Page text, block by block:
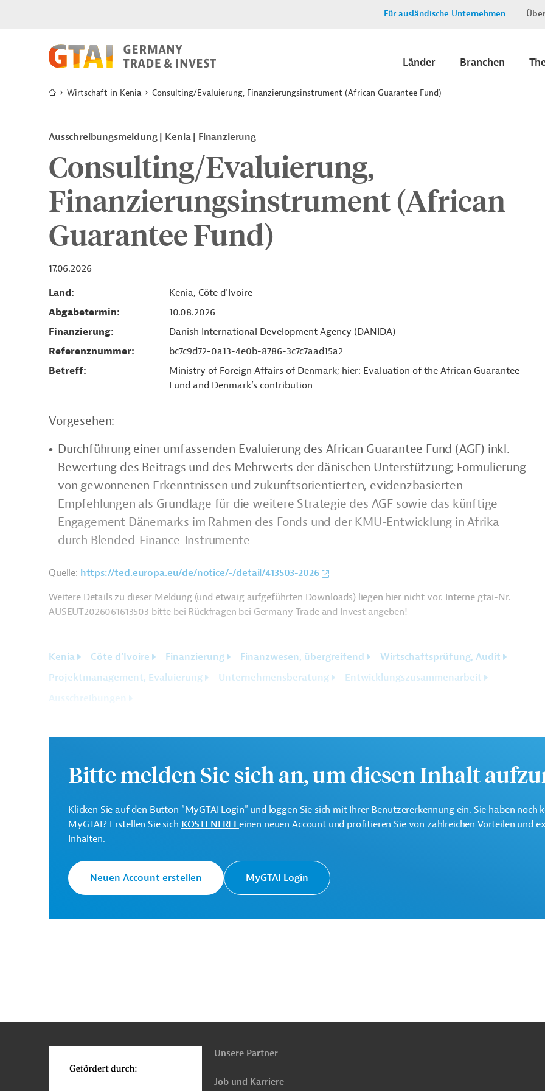
Für ausländische Unternehmen
Länder Branchen
Wirtschaft in Kenia Consulting/Evaluierung, Finanzierungsinstrument (African Guarantee Fund)
Ausschreibungsmeldung Kenia Finanzierung
Consulting/Evaluierung,
Finanzierungsinstrument (African
Guarantee Fund)
17.06.2026
Land
Kenia, Côte d'Ivoire
Abgabetermin
10.08.2026
Finanzierung
Danish International Development Agency (DANIDA)
Referenznummer
bc7c9d72-0a13-4e0b-8786-3c7c7aad15a2
Betreff
Ministry of Foreign Affairs of Denmark; hier: Evaluation of the African Guarantee
Fund and Denmark’s contribution
Vorgesehen:
Durchführung einer umfassenden Evaluierung des African Guarantee Fund (AGF) inkl.
Bewertung des Beitrags und des Mehrwerts der dänischen Unterstützung; Formulierung
von gewonnenen Erkenntnissen und zukunftsorientierten, evidenzbasierten
Empfehlungen als Grundlage für die weitere Strategie des AGF sowie das künftige
Engagement Dänemarks im Rahmen des Fonds und der KMU-Entwicklung in Afrika
durch Blended-Finance-Instrumente
Quelle: https://ted.europa.eu/de/notice/-/detail/413503-2026
Weitere Details zu dieser Meldung (und etwaig aufgeführten Downloads) liegen hier nicht vor. Interne gtai-Nr.
AUSEUT2026061613503 bitte bei Rückfragen bei Germany Trade and Invest angeben!
Kenia Côte d'Ivoire Finanzierung Finanzwesen, übergreifend
Wirtschaftsprüfung, Audit
Projektmanagement, Evaluierung
Unternehmensberatung
Entwicklungszusammenarbeit
Ausschreibungen
Bitte melden Sie sich an, um diesen Inhalt
Klicken Sie auf den Button "MyGTAI Login" und loggen Sie sich mit Ihrer Benutzererkennung ein. Sie haben noch
MyGTAI? Erstellen Sie sich KOSTENFREI einen neuen Account und profitieren Sie von zahlreichen Vorteilen und
Inhalten.
Neuen Account erstellen MyGTAI Login
oben
Unsere Partner
Job und Karriere